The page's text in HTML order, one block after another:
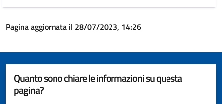
Pagina aggiornata il 28/07/2023, 14:26
Quanto sono chiare le informazioni su questa
pagina?